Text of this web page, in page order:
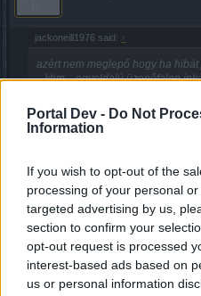
Portal Dev - Do Not
Information
If you wish to opt-out of the
processing of your personal
targeted advertising by us,
section to confirm your
opt-out request is processed
interest-based ads based on
us or personal information
jackoneill1976 said: ↑
azért nem meglepő hogy ha
...khm... egyoldalú üzenőfalon
kritizál az egyből támadásnak
illetékesek nehogy rossz fényt
ezt demokratikus körökben? áááh...
miért nem lehet elfogadni ha
leokézni.. ez van..dolgozunk
mióta..
dragan eventen is te jó
számra veszem..) persze hogy
lehetett amfikulcsot szedni meg
mindenki mintha az élete múlna
igazat mondanának? azért pár
Click to
szia, én töröltem ki
Jun 30, 2020